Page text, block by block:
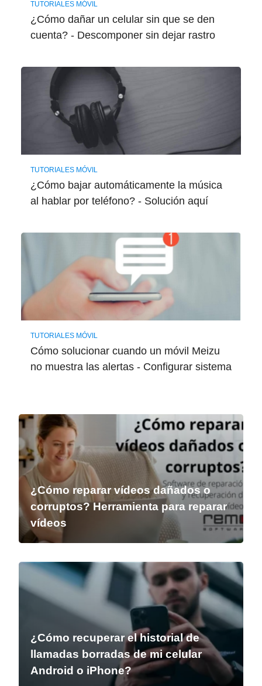
TUTORIALES MÓVIL
¿Cómo dañar un celular sin que se den
cuenta? - Descomponer sin dejar rastro
TUTORIALES MÓVIL
¿Cómo bajar automáticamente la música
al hablar por teléfono? - Solución aquí
TUTORIALES MÓVIL
Cómo solucionar cuando un móvil Meizu
no muestra las alertas - Configurar sistema
¿Cómo reparar vídeos dañados o
corruptos? Herramienta para reparar
vídeos
¿Cómo recuperar el historial de
llamadas borradas de mi celular
Android o iPhone?